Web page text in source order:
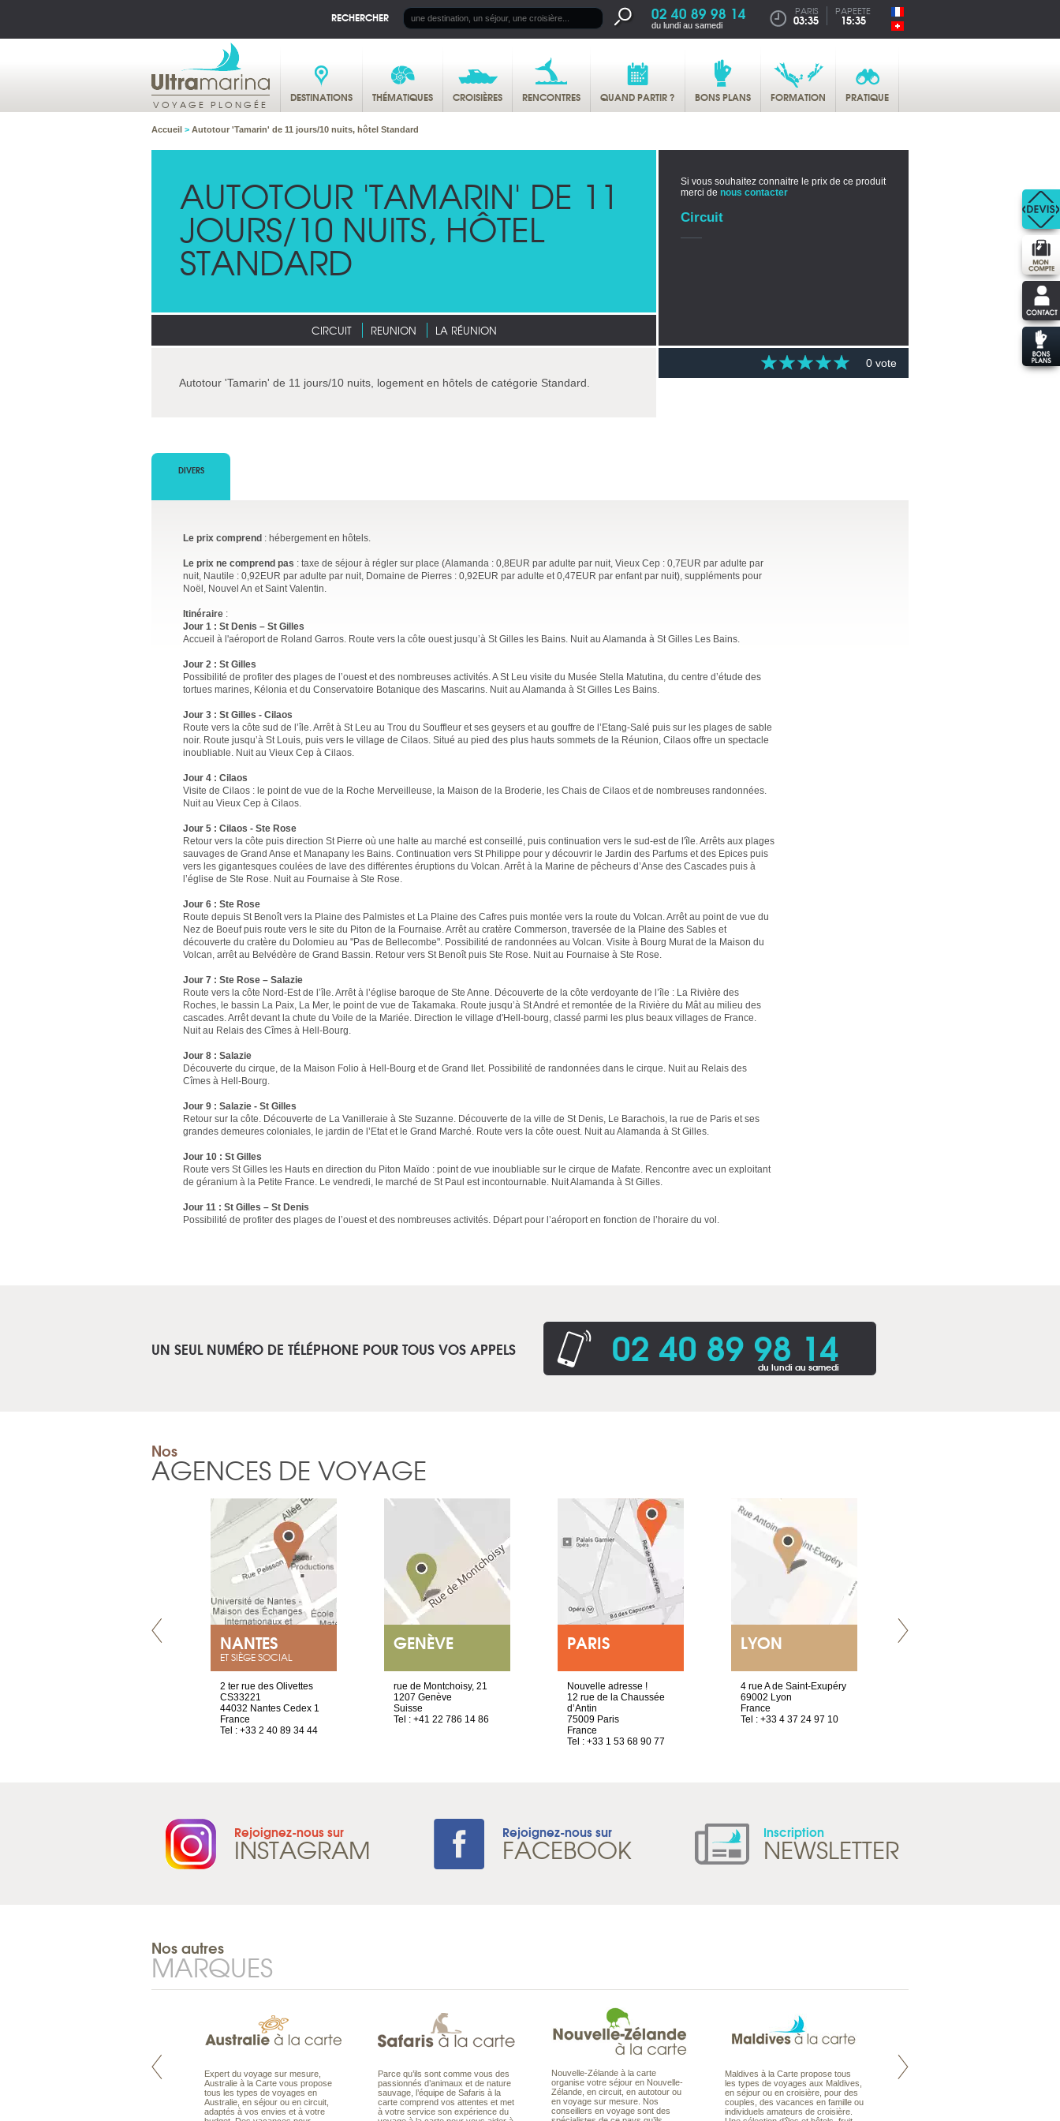
RECHERCHER 02 40 89 98 14
du lundi au samedi
PARIS
03:35
PAPEETE
15:35
VOYAGE PLONGÉE DESTINATIONS THÉMATIQUES CROISIÈRES RENCONTRES QUAND PARTIR ? BONS PLANS FORMATION PRATIQUE
Accueil > Autotour 'Tamarin' de 11 jours/10 nuits, hôtel Standard
AUTOTOUR 'TAMARIN' DE 11
JOURS/10 NUITS, HÔTEL
STANDARD
CIRCUIT REUNION LA RÉUNION
Si vous souhaitez connaitre le prix de ce produit
merci de nous contacter
Circuit
Autotour 'Tamarin' de 11 jours/10 nuits, logement en hôtels de catégorie Standard.
0 vote
DIVERS
Le prix comprend : hébergement en hôtels.
Le prix ne comprend pas : taxe de séjour à régler sur place (Alamanda : 0,8EUR par adulte par nuit, Vieux Cep : 0,7EUR par adulte par
nuit, Nautile : 0,92EUR par adulte par nuit, Domaine de Pierres : 0,92EUR par adulte et 0,47EUR par enfant par nuit), suppléments pour
Noël, Nouvel An et Saint Valentin.
Itinéraire :
Jour 1 : St Denis – St Gilles
Accueil à l'aéroport de Roland Garros. Route vers la côte ouest jusqu’à St Gilles les Bains. Nuit au Alamanda à St Gilles Les Bains.
Jour 2 : St Gilles
Possibilité de profiter des plages de l’ouest et des nombreuses activités. A St Leu visite du Musée Stella Matutina, du centre d’étude des
tortues marines, Kélonia et du Conservatoire Botanique des Mascarins. Nuit au Alamanda à St Gilles Les Bains.
Jour 3 : St Gilles - Cilaos
Route vers la côte sud de l’île. Arrêt à St Leu au Trou du Souffleur et ses geysers et au gouffre de l’Etang-Salé puis sur les plages de sable
noir. Route jusqu’à St Louis, puis vers le village de Cilaos. Situé au pied des plus hauts sommets de la Réunion, Cilaos offre un spectacle
inoubliable. Nuit au Vieux Cep à Cilaos.
Jour 4 : Cilaos
Visite de Cilaos : le point de vue de la Roche Merveilleuse, la Maison de la Broderie, les Chais de Cilaos et de nombreuses randonnées.
Nuit au Vieux Cep à Cilaos.
Jour 5 : Cilaos - Ste Rose
Retour vers la côte puis direction St Pierre où une halte au marché est conseillé, puis continuation vers le sud-est de l'île. Arrêts aux plages
sauvages de Grand Anse et Manapany les Bains. Continuation vers St Philippe pour y découvrir le Jardin des Parfums et des Epices puis
vers les gigantesques coulées de lave des différentes éruptions du Volcan. Arrêt à la Marine de pêcheurs d’Anse des Cascades puis à
l’église de Ste Rose. Nuit au Fournaise à Ste Rose.
Jour 6 : Ste Rose
Route depuis St Benoît vers la Plaine des Palmistes et La Plaine des Cafres puis montée vers la route du Volcan. Arrêt au point de vue du
Nez de Boeuf puis route vers le site du Piton de la Fournaise. Arrêt au cratère Commerson, traversée de la Plaine des Sables et
découverte du cratère du Dolomieu au "Pas de Bellecombe". Possibilité de randonnées au Volcan. Visite à Bourg Murat de la Maison du
Volcan, arrêt au Belvédère de Grand Bassin. Retour vers St Benoît puis Ste Rose. Nuit au Fournaise à Ste Rose.
Jour 7 : Ste Rose – Salazie
Route vers la côte Nord-Est de l’île. Arrêt à l’église baroque de Ste Anne. Découverte de la côte verdoyante de l’île : La Rivière des
Roches, le bassin La Paix, La Mer, le point de vue de Takamaka. Route jusqu’à St André et remontée de la Rivière du Mât au milieu des
cascades. Arrêt devant la chute du Voile de la Mariée. Direction le village d'Hell-bourg, classé parmi les plus beaux villages de France.
Nuit au Relais des Cîmes à Hell-Bourg.
Jour 8 : Salazie
Découverte du cirque, de la Maison Folio à Hell-Bourg et de Grand Ilet. Possibilité de randonnées dans le cirque. Nuit au Relais des
Cîmes à Hell-Bourg.
Jour 9 : Salazie - St Gilles
Retour sur la côte. Découverte de La Vanilleraie à Ste Suzanne. Découverte de la ville de St Denis, Le Barachois, la rue de Paris et ses
grandes demeures coloniales, le jardin de l’Etat et le Grand Marché. Route vers la côte ouest. Nuit au Alamanda à St Gilles.
Jour 10 : St Gilles
Route vers St Gilles les Hauts en direction du Piton Maïdo : point de vue inoubliable sur le cirque de Mafate. Rencontre avec un exploitant
de géranium à la Petite France. Le vendredi, le marché de St Paul est incontournable. Nuit Alamanda à St Gilles.
Jour 11 : St Gilles – St Denis
Possibilité de profiter des plages de l’ouest et des nombreuses activités. Départ pour l’aéroport en fonction de l’horaire du vol.
UN SEUL NUMÉRO DE TÉLÉPHONE POUR TOUS VOS APPELS 02 40 89 98 14
du lundi au samedi
Nos
AGENCES DE VOYAGE
NANTES
ET SIÈGE SOCIAL
2 ter rue des Olivettes
CS33221
44032 Nantes Cedex 1
France
Tel : +33 2 40 89 34 44
GENÈVE
rue de Montchoisy, 21
1207 Genève
Suisse
Tel : +41 22 786 14 86
PARIS
Nouvelle adresse !
12 rue de la Chaussée
d’Antin
75009 Paris
France
Tel : +33 1 53 68 90 77
LYON
4 rue A de Saint-Exupéry
69002 Lyon
France
Tel : +33 4 37 24 97 10
Rejoignez-nous sur
INSTAGRAM Rejoignez-nous sur
FACEBOOK Inscription
NEWSLETTER
Nos autres
MARQUES
Pacifique à la carte est le spécialiste
Expert du voyage sur mesure,
Australie à la Carte vous propose
tous les types de voyages en
Australie, en séjour ou en circuit,
adaptés à vos envies et à votre
Parce qu’ils sont comme vous des
passionnés d’animaux et de nature
sauvage, l’équipe de Safaris à la
carte comprend vos attentes et met
à votre service son expérience du
Nouvelle-Zélande à la carte
organise votre séjour en Nouvelle-
Zélande, en circuit, en autotour ou
en voyage sur mesure. Nos
conseillers en voyage sont des
Maldives à la Carte propose tous
les types de voyages aux Maldives,
en séjour ou en croisière, pour des
couples, des vacances en famille ou
individuels amateurs de croisière.
Notre site Odyssee est un portail